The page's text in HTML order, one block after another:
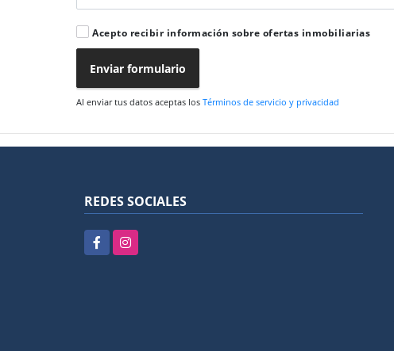
Acepto recibir información sobre ofertas inmobiliarias
Enviar formulario
Al enviar tus datos aceptas los Términos de servicio y privacidad
REDES SOCIALES
FacebookInstagram